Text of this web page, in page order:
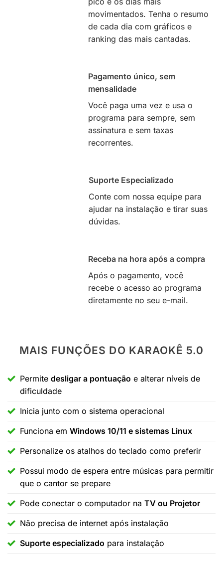
movimentados. Tenha o resumo
de cada dia com gráficos e
ranking das mais cantadas.
Pagamento único, sem
mensalidade
Você paga uma vez e usa o
programa para sempre, sem
assinatura e sem taxas
recorrentes.
Suporte Especializado
Conte com nossa equipe para
ajudar na instalação e tirar suas
dúvidas.
Receba na hora após a compra
Após o pagamento, você
recebe o acesso ao programa
diretamente no seu e-mail.
MAIS FUNÇÕES DO KARAOKÊ 5.0
Permite desligar a pontuação e alterar níveis de
dificuldade
Inicia junto com o sistema operacional
Funciona em Windows 10/11 e sistemas Linux
Personalize os atalhos do teclado como preferir
Possui modo de espera entre músicas para permitir
que o cantor se prepare
Pode conectar o computador na TV ou Projetor
Não precisa de internet após instalação
Suporte especializado para instalação